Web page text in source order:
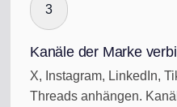
3
Kanäle der Marke
X, Instagram, LinkedIn,
Threads anhängen.